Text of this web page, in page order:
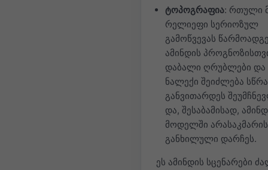
ტოპოგრაფია: რთული
რელიეფი სერიოზულ
გამოწვევას
ამინდის
დაბალი ღრუბლები და
ნალექი შეიძლება
განვითარდეს
და, შესაბამისად,
მოდელში
განხილული დარჩეს.
ეს ამინდის სცენარები